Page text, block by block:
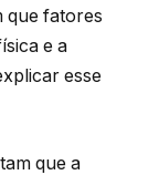
que fatores
e a
esse
que a